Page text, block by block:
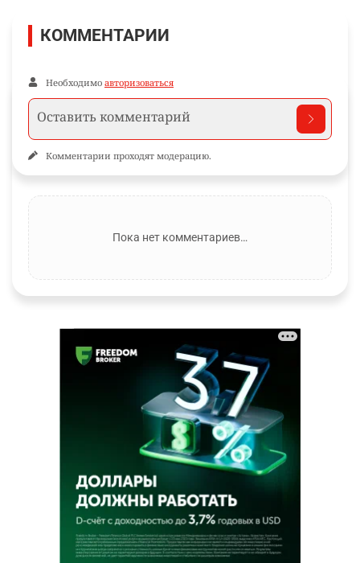
КОММЕНТАРИИ
Необходимо авторизоваться
Комментарии проходят модерацию.
Пока нет комментариев…